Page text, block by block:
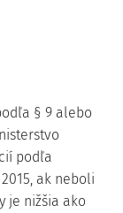
§ 9 alebo
podľa
ak neboli
je nižšia ako